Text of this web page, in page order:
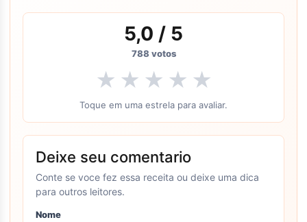
5,0 / 5
788votos
★ ★ ★ ★ ★
Toque em uma estrela para avaliar.
Deixe seu comentario
Conte se voce fez essa receita ou deixe uma dica
para outros leitores.
Nome